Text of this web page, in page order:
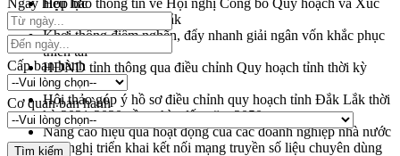
Họp báo thông tin về Hội nghị Công bố Quy hoạch và Xúc
tiến đầu tư tỉnh Đắk Lắk
Khơi thông điểm nghẽn, đẩy nhanh giải ngân vốn khắc phục
thiên tai
HĐND tỉnh thông qua điều chỉnh Quy hoạch tỉnh thời kỳ
2021-2030
Hội thảo góp ý hồ sơ điều chỉnh quy hoạch tỉnh Đắk Lắk thời
kỳ 2021-2030, tầm nhìn đến năm 2050
Nâng cao hiệu quả hoạt động của các doanh nghiệp nhà nước
Hội nghị triển khai kết nối mạng truyền số liệu chuyên dùng
Ngày hiệu lực
Cấp ban hành
Cơ quan ban hành